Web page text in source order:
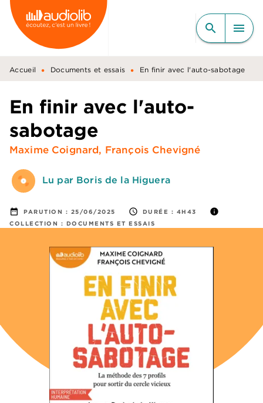
MENU RECHERCHE
CONTENU
PIED DE PAGE
search menu
Accueil • Documents et essais • En finir avec l'auto-sabotage
En finir avec l'auto-
sabotage
Maxime Coignard, François Chevigné
Lu par Boris de la Higuera
date_range PARUTION : 25/06/2025 access_time DURÉE : 4H43 info
COLLECTION : DOCUMENTS ET ESSAIS